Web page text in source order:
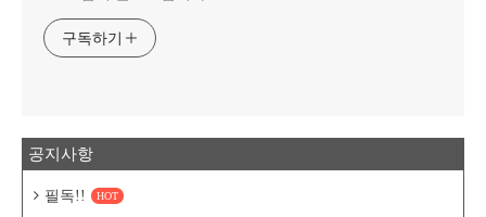
구독하기
공지사항
필독!! HOT